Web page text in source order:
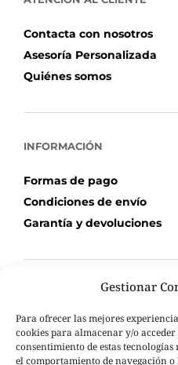
Gestionar
Para ofrecer las mejores
cookies para almacenar y/o
consentimiento de estas
el comportamiento de navegación
Contacta con nosotros
Asesoría Personalizada
Quiénes somos
INFORMACIÓN
Formas de pago
Condiciones de envío
Garantía y devoluciones
Mi Cuenta
Carrito de compra